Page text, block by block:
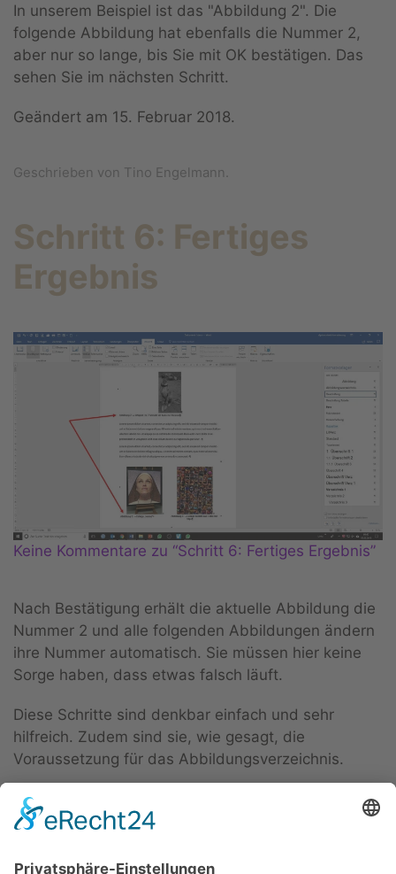
In unserem Beispiel ist das "Abbildung 2". Die
folgende Abbildung hat ebenfalls die Nummer 2,
aber nur so lange, bis Sie mit OK bestätigen. Das
sehen Sie im nächsten Schritt.
Geändert am 15. Februar 2018.
Geschrieben von Tino Engelmann.
Schritt 6: Fertiges
Ergebnis
Keine Kommentare zu “Schritt 6: Fertiges Ergebnis”
Nach Bestätigung erhält die aktuelle Abbildung die
Nummer 2 und alle folgenden Abbildungen ändern
ihre Nummer automatisch. Sie müssen hier keine
Sorge haben, dass etwas falsch läuft.
Diese Schritte sind denkbar einfach und sehr
hilfreich. Zudem sind sie, wie gesagt, die
Voraussetzung für das Abbildungsverzeichnis.
Geändert am